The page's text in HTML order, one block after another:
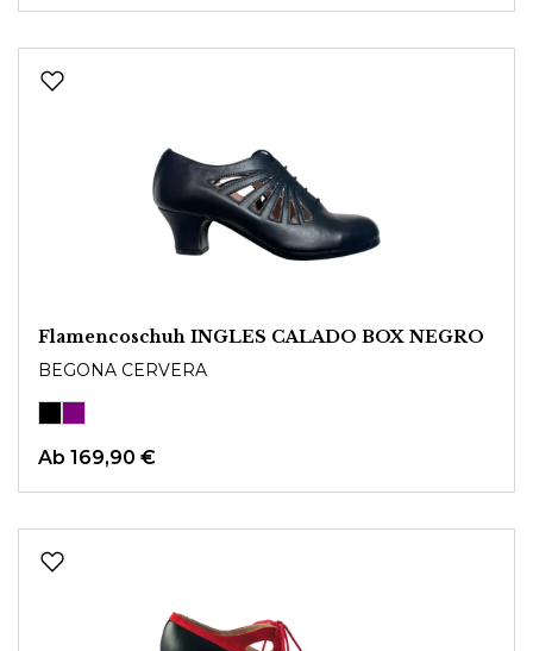
Flamencoschuh INGLES CALADO BOX NEGRO
BEGONA CERVERA
Ab 169,90 €